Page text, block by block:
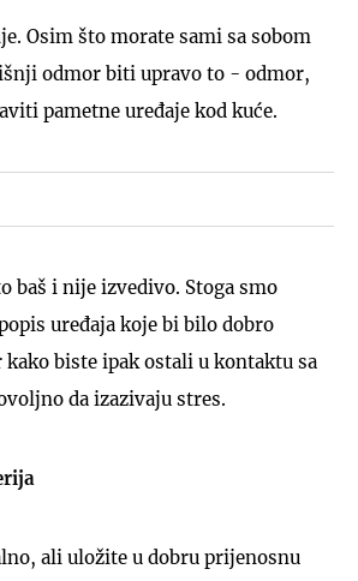
Osim što morate sami sa sobom
odmor biti upravo to - odmor,
pametne uređaje kod kuće.
baš i nije izvedivo. Stoga smo
uređaja koje bi bilo dobro
biste ipak ostali u kontaktu sa
da izazivaju stres.
ali uložite u dobru prijenosnu